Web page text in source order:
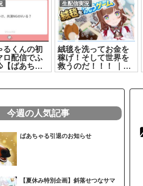
るくんの初
ロ配信でふ
【ばあちゃ
生配信実況
絨毯を洗ってお金を
稼げ！そして世界を
救うのだ！！！ ｜
『絨毯を洗うゲー
り】[2026.07.22]
今週の人気記事
ばあちゃる引退のお知らせ
【夏休み特別企画】斜落せつなサマ